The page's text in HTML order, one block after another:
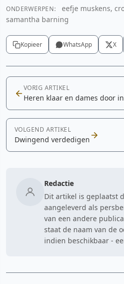
ONDERWERPEN:
eefje muskens,
samantha barning
Kopieer WhatsApp X
VORIG ARTIKEL
Heren klaar en dames door
VOLGEND ARTIKEL
Dwingend verdedigen
Redactie
Dit artikel is geplaatst
aangeleverd als
van een andere
staat de naam van de
indien beschikbaar -